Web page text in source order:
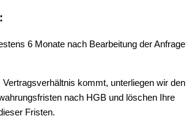
6 Monate nach Bearbeitung der Anfrage
kommt, unterliegen wir den
nach HGB und löschen Ihre
Fristen.